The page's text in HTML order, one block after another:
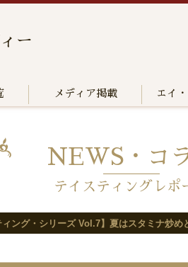
ー
メディア掲載 エイ
NEWS・コ
テイスティングレポ
ィング・シリーズ Vol.7】夏はスタミナ炒